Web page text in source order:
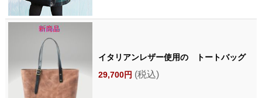
イタリアンレザー使用の トートバッグ
29,700円 (税込)